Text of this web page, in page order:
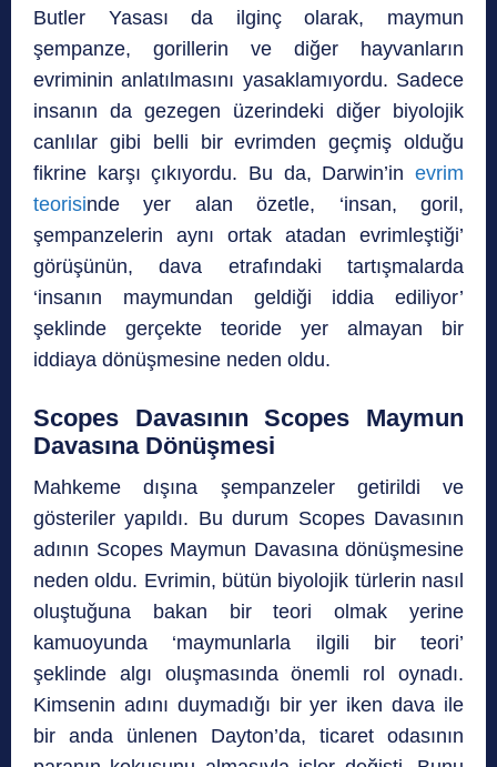
Butler Yasası da ilginç olarak, maymun
şempanze, gorillerin ve diğer hayvanların
evriminin anlatılmasını yasaklamıyordu. Sadece
insanın da gezegen üzerindeki diğer biyolojik
canlılar gibi belli bir evrimden geçmiş olduğu
fikrine karşı çıkıyordu. Bu da, Darwin’in evrim
teorisinde yer alan özetle, ‘insan, goril,
şempanzelerin aynı ortak atadan evrimleştiği’
görüşünün, dava etrafındaki tartışmalarda
‘insanın maymundan geldiği iddia ediliyor’
şeklinde gerçekte teoride yer almayan bir
iddiaya dönüşmesine neden oldu.
Scopes Davasının Scopes Maymun
Davasına Dönüşmesi
Mahkeme dışına şempanzeler getirildi ve
gösteriler yapıldı. Bu durum Scopes Davasının
adının Scopes Maymun Davasına dönüşmesine
neden oldu. Evrimin, bütün biyolojik türlerin nasıl
oluştuğuna bakan bir teori olmak yerine
kamuoyunda ‘maymunlarla ilgili bir teori’
şeklinde algı oluşmasında önemli rol oynadı.
Kimsenin adını duymadığı bir yer iken dava ile
bir anda ünlenen Dayton’da, ticaret odasının